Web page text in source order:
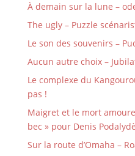
À demain sur la lune –
The ugly – Puzzle
Le son des souvenirs –
Aucun autre choix –
Le complexe du
pas !
Maigret et le mort
bec » pour Denis
Sur la route d’Omaha –